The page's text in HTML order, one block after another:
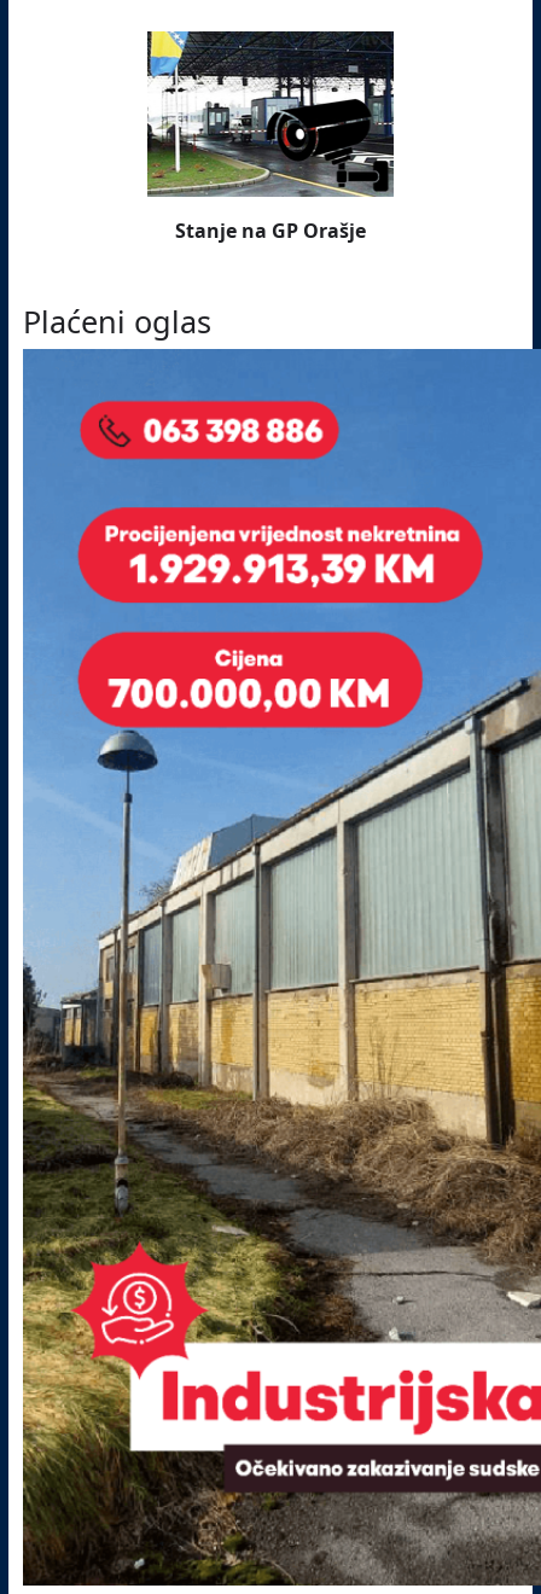
Stanje na GP Orašje
Plaćeni oglas